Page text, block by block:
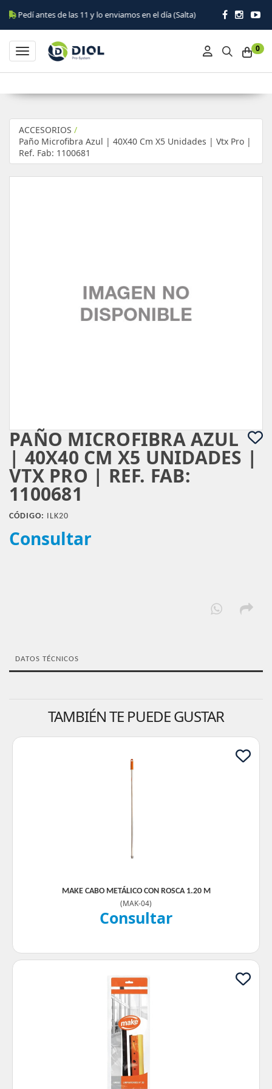
antes de las 11 y lo enviamos en el día (Salta)
0
Toggle navigation
ACCESORIOS /
Paño Microfibra Azul | 40X40 Cm X5 Unidades | Vtx Pro |
Ref. Fab: 1100681
PAÑO MICROFIBRA AZUL
| 40X40 CM X5 UNIDADES |
VTX PRO | REF. FAB:
1100681
CÓDIGO: ILK20
Consultar
DATOS TÉCNICOS
TAMBIÉN TE PUEDE GUSTAR
MAKE CABO METÁLICO CON ROSCA 1.20 M
(MAK-04)
Consultar